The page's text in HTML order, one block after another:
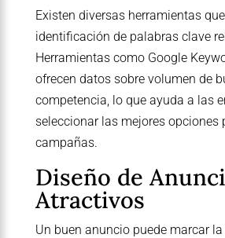
Existen diversas herramientas
identificación de palabras clave
Herramientas como Google
ofrecen datos sobre volumen de
competencia, lo que ayuda a las
seleccionar las mejores opciones
campañas.
Diseño de
Atractivos
Un buen anuncio puede marcar